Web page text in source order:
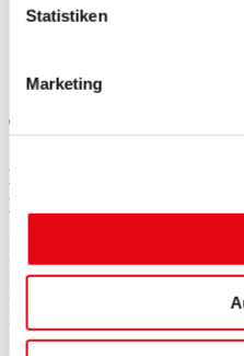
Statistiken
Marketing
Těší nás váš dotaz!
Rezervujte si rychle a
prostřednictvím našeho
Firma/Dopravce
E-mail*
Datum od
Datum do
Registrační značka*